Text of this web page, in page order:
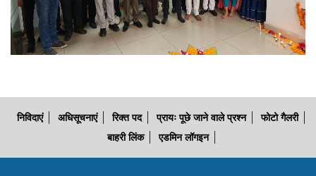
निविदाएं अधिसूचनाएं रिक्त पद प्रायः पूछे जाने वाले प्रश्न
फोटो गैलरी
बाहरी लिंक
एडमिन लॉगइन